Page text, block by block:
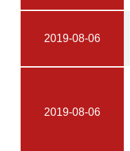
2019-08-06
2019-08-06